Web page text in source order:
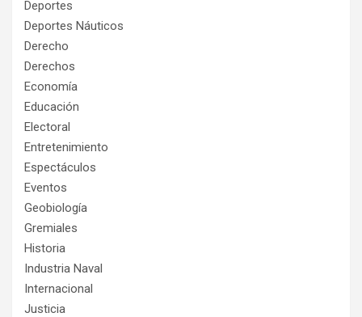
Deportes
Deportes Náuticos
Derecho
Derechos
Economía
Educación
Electoral
Entretenimiento
Espectáculos
Eventos
Geobiología
Gremiales
Historia
Industria Naval
Internacional
Justicia